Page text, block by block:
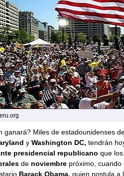
ganará? Miles de estadounidenses
y Washington DC, tendrán
presidencial republicano que
de noviembrepróximo, cuando
Barack Obama, quien postula a